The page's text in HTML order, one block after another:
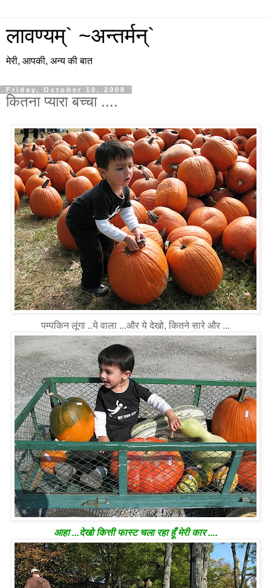
लावण्यम्` ~अन्तर्मन्`
मेरी, आपकी, अन्य की बात
Friday, October 10, 2008
कितना प्यारा बच्चा ....
पम्पकिन लूंगा ..ये वाला ...और ये देखो, कितने सारे और ...
आहा ...देखो कित्ती फास्ट चला रहा हूँ मेरी कार ....